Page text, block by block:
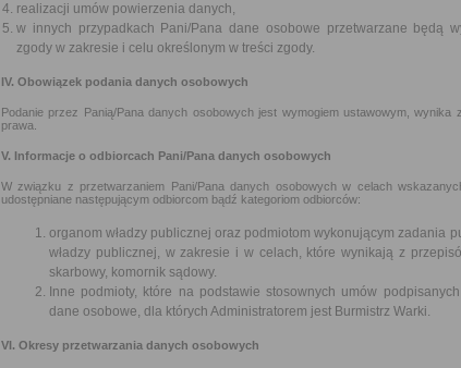
realizacji umów powierzenia danych,
w innych przypadkach Pani/Pana dane osobowe przetwarzane będą
zgody w zakresie i celu określonym w treści zgody.
IV. Obowiązek podania danych osobowych
Podanie przez Panią/Pana danych osobowych jest wymogiem ustawowym,
prawa.
V. Informacje o odbiorcach Pani/Pana danych osobowych
W związku z przetwarzaniem Pani/Pana danych osobowych w celach
udostępniane następującym odbiorcom bądź kategoriom odbiorców:
organom władzy publicznej oraz podmiotom wykonującym zadania
władzy publicznej, w zakresie i w celach, które wynikają z
skarbowy, komornik sądowy.
Inne podmioty, które na podstawie stosownych umów
dane osobowe, dla których Administratorem jest Burmistrz Warki.
VI. Okresy przetwarzania danych osobowych